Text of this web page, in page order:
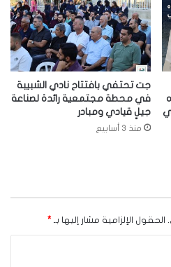
جت تحتفي بافتتاح نادي الشبيبة
في محطة مجتمعية رائدة لصناعة
جيلٍ قيادي ومبادر
منذ 3 أسابيع
الحقول الإلزامية مشار إليها بـ *